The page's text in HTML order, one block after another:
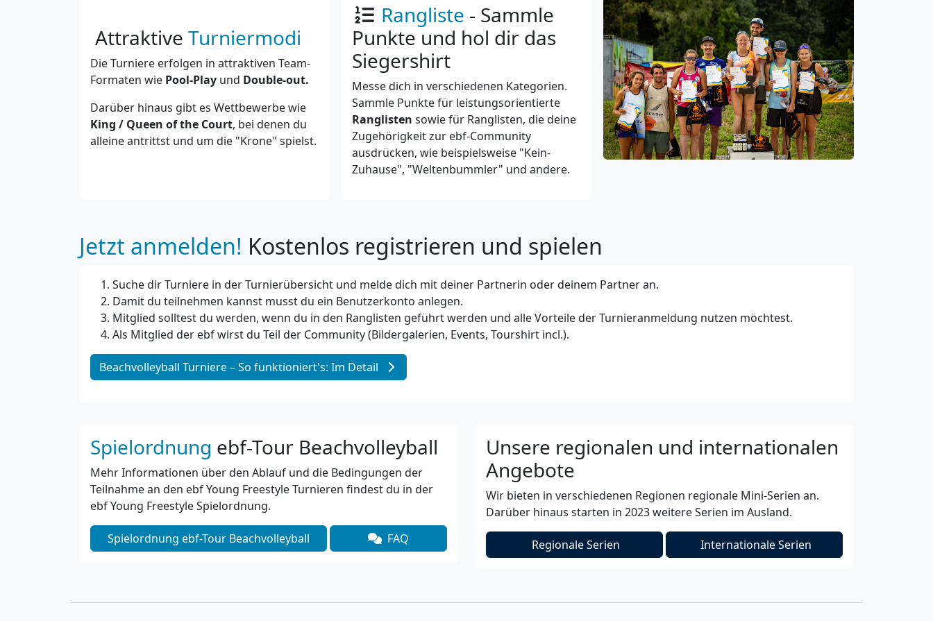
Attraktive Turniermodi
Die Turniere erfolgen in attraktiven Team-
Formaten wie Pool-Play und Double-out.
Darüber hinaus gibt es Wettbewerbe wie
King / Queen of the Court, bei denen du
alleine antrittst und um die "Krone" spielst.
Rangliste - Sammle
Punkte und hol dir das
Siegershirt
Messe dich in verschiedenen Kategorien.
Sammle Punkte für leistungsorientierte
Ranglisten sowie für Ranglisten, die deine
Zugehörigkeit zur ebf-Community
ausdrücken, wie beispielsweise "Kein-
Zuhause", "Weltenbummler" und andere.
Jetzt anmelden! Kostenlos registrieren und spielen
Suche dir Turniere in der Turnierübersicht und melde dich mit deiner Partnerin oder deinem Partner an.
Damit du teilnehmen kannst musst du ein Benutzerkonto anlegen.
Mitglied solltest du werden, wenn du in den Ranglisten geführt werden und alle Vorteile der Turnieranmeldung nutzen möchtest.
Als Mitglied der ebf wirst du Teil der Community (Bildergalerien, Events, Tourshirt incl.).
Beachvolleyball Turniere – So funktioniert's: Im Detail
Spielordnung ebf-Tour Beachvolleyball
Mehr Informationen über den Ablauf und die Bedingungen der
Teilnahme an den ebf Young Freestyle Turnieren findest du in der
ebf Young Freestyle Spielordnung.
Spielordnung ebf-Tour Beachvolleyball FAQ
Unsere regionalen und internationalen
Angebote
Wir bieten in verschiedenen Regionen regionale Mini-Serien an.
Darüber hinaus starten in 2023 weitere Serien im Ausland.
Regionale Serien Internationale Serien